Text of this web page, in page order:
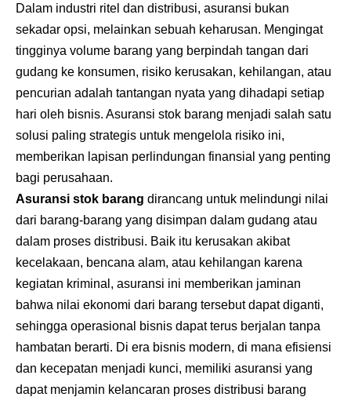
Dalam industri ritel dan distribusi, asuransi bukan
sekadar opsi, melainkan sebuah keharusan. Mengingat
tingginya volume barang yang berpindah tangan dari
gudang ke konsumen, risiko kerusakan, kehilangan, atau
pencurian adalah tantangan nyata yang dihadapi setiap
hari oleh bisnis. Asuransi stok barang menjadi salah satu
solusi paling strategis untuk mengelola risiko ini,
memberikan lapisan perlindungan finansial yang penting
bagi perusahaan.
Asuransi stok barang dirancang untuk melindungi nilai
dari barang-barang yang disimpan dalam gudang atau
dalam proses distribusi. Baik itu kerusakan akibat
kecelakaan, bencana alam, atau kehilangan karena
kegiatan kriminal, asuransi ini memberikan jaminan
bahwa nilai ekonomi dari barang tersebut dapat diganti,
sehingga operasional bisnis dapat terus berjalan tanpa
hambatan berarti. Di era bisnis modern, di mana efisiensi
dan kecepatan menjadi kunci, memiliki asuransi yang
dapat menjamin kelancaran proses distribusi barang